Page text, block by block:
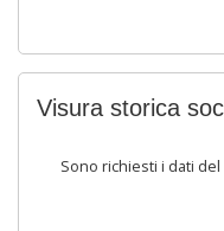
Visura storica
Sono richiesti i dati